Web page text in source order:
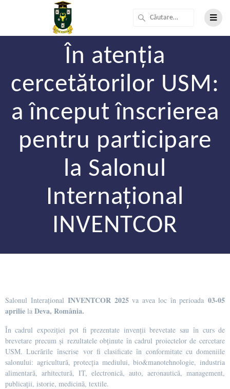
În atenția
cercetătorilor USM:
a început înscrierea
pentru participare
la Salonul
Internațional
INVENTCOR
Salonul InteraționalINVENTCOR 2025va avea loc în perioada03-05
aprilie la Deva, România.
În cadrul expoziției pot fi prezentate invenții brevetate sau în curs de
brevetare precum și rezultatele obținute în cadrul proiectelor de cercetare
USM. Lucrările înscrise vor fi clasificate în conformitate cu domeniile
salonului: agricultură, protecția mediului, bio&manotehnologie, industria
alimentară, arhitectură, IT, electronică, auto, aeronautică, management,
publicații, istorie, medicină, textile.